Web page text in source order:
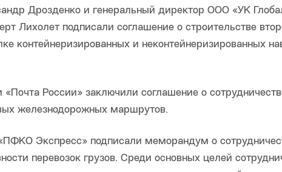
Дрозденко и генеральный директор ООО «УК
Лихолет подписали соглашение о строительстве
контейнеризированных и неконтейнеризированных
России» заключили соглашение о
железнодорожных маршрутов.
Экспресс» подписали меморандум о
перевозок грузов. Среди основных целей